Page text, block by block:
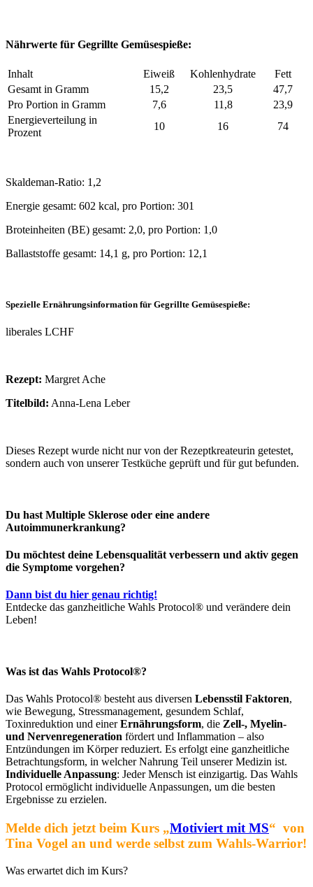
Nährwerte für Gegrillte Gemüsespieße:
Inhalt Eiweiß Kohlenhydrate
Fett
Gesamt in Gramm
15,2 23,5
47,7
Pro Portion in Gramm
7,6 11,8
23,9
Energieverteilung in
Prozent
10 16 74
Skaldeman-Ratio: 1,2
Energie gesamt: 602 kcal, pro Portion: 301
Broteinheiten (BE) gesamt: 2,0, pro Portion: 1,0
Ballaststoffe gesamt: 14,1 g, pro Portion: 12,1
Spezielle Ernährungsinformation für Gegrillte Gemüsespieße:
liberales LCHF
Rezept: Margret Ache
Titelbild: Anna-Lena Leber
Dieses Rezept wurde nicht nur von der Rezeptkreateurin getestet,
sondern auch von unserer Testküche geprüft und für gut befunden.
Du hast Multiple Sklerose oder eine andere
Autoimmunerkrankung?
Du möchtest deine Lebensqualität verbessern und aktiv gegen
die Symptome vorgehen?
Dann bist du hier genau richtig!
Entdecke das ganzheitliche Wahls Protocol® und verändere dein
Leben!
Was ist das Wahls Protocol®?
Das Wahls Protocol® besteht aus diversen Lebensstil Faktoren,
wie Bewegung, Stressmanagement, gesundem Schlaf,
Toxinreduktion und einerErnährungsform, die Zell-, Myelin-
und Nervenregeneration fördert und Inflammation – also
Entzündungen im Körper reduziert. Es erfolgt eine ganzheitliche
Betrachtungsform, in welcher Nahrung Teil unserer Medizin ist.
Individuelle Anpassung: Jeder Mensch ist einzigartig. Das Wahls
Protocol ermöglicht individuelle Anpassungen, um die besten
Ergebnisse zu erzielen.
Melde dich jetzt beim Kurs „Motiviert mit MS“ von
Tina Vogel an und werde selbst zum Wahls-Warrior!
Was erwartet dich im Kurs?